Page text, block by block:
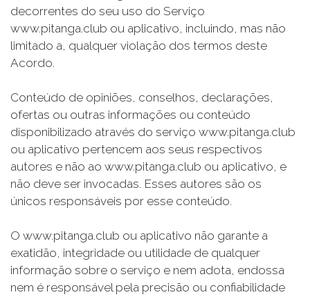
decorrentes do seu uso do Serviço
www.pitanga.club ou aplicativo, incluindo, mas não
limitado a, qualquer violação dos termos deste
Acordo.
Conteúdo de opiniões, conselhos, declarações,
ofertas ou outras informações ou conteúdo
disponibilizado através do serviço www.pitanga.club
ou aplicativo pertencem aos seus respectivos
autores e não ao www.pitanga.club ou aplicativo, e
não deve ser invocadas. Esses autores são os
únicos responsáveis por esse conteúdo.
O www.pitanga.club ou aplicativo não garante a
exatidão, integridade ou utilidade de qualquer
informação sobre o serviço e nem adota, endossa
nem é responsável pela precisão ou confiabilidade